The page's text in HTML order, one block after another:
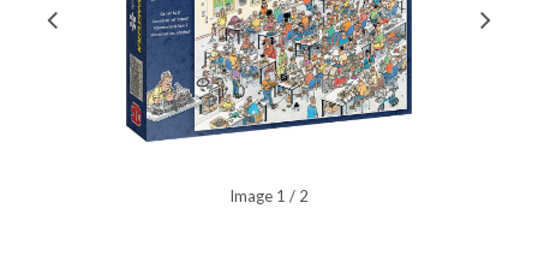
Image 1 / 2